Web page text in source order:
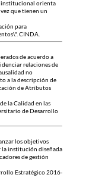
institucional orienta
que tienen un
para
CINDA.
de acuerdo a
relaciones de
no
a la descripción de
de Atributos
la Calidad en las
de Desarrollo
los objetivos
la institución diseñada
de gestión
Estratégico 2016-